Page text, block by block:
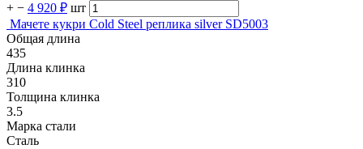
+ − 4 920 ₽ шт
Мачете кукри Cold Steel реплика silver SD5003
Общая длина
435
Длина клинка
310
Толщина клинка
3.5
Марка стали
Сталь